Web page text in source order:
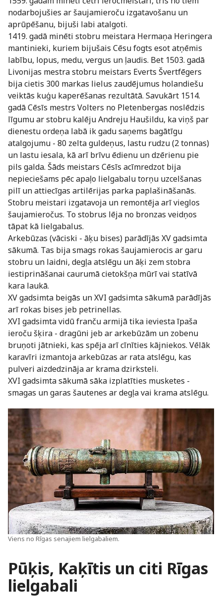
nodarbojušies ar šaujamieroču izgatavošanu un
aprūpēšanu, bijuši labi atalgoti.
1419. gadā minēti stobru meistara Hermaņa Heringera
mantinieki, kuriem bijušais Cēsu fogts esot atņēmis
labību, lopus, medu, vergus un ļaudis. Bet 1503. gadā
Livonijas mestra stobru meistars Everts Švertfēgers
bija cietis 300 markas lielus zaudējumus holandiešu
veiktās kuģu kaperēšanas rezultātā. Savukārt 1514.
gadā Cēsīs mestrs Volters no Pletenbergas noslēdzis
līgumu ar stobru kalēju Andreju Haušildu, ka viņš par
dienestu ordeņa labā ik gadu saņems bagātīgu
atalgojumu - 80 zelta guldeņus, lastu rudzu (2 tonnas)
un lastu iesala, kā arī brīvu ēdienu un dzērienu pie
pils galda. Šāds meistars Cēsīs acīmredzot bija
nepieciešams pēc apaļo lielgabalu torņu uzcelšanas
pilī un attiecīgas artilērijas parka paplašināšanās.
Stobru meistari izgatavoja un remontēja arī vieglos
šaujamieročus. To stobrus lēja no bronzas veidņos
tāpat kā lielgabalus.
Arkebūzas (vāciski - āķu bises) parādījās XV gadsimta
sākumā. Tas bija smags rokas šaujamierocis ar garu
stobru un laidni, degļa atslēgu un āķi zem stobra
iestiprināšanai caurumā cietokšņa mūrī vai statīvā
kara laukā.
XV gadsimta beigās un XVI gadsimta sākumā parādījās
arī rokas bises jeb petrinellas.
XVI gadsimta vidū franču armijā tika ieviesta īpaša
ieroču šķira - dragūni jeb ar arkebūzām un zobenu
bruņoti jātnieki, kas spēja arī cīnīties kājniekos. Vēlāk
karavīri izmantoja arkebūzas ar rata atslēgu, kas
pulveri aizdedzināja ar krama dzirksteli.
XVI gadsimta sākumā sāka izplatīties musketes -
smagas un garas šautenes ar degļa vai krama atslēgu.
Viens no Rīgas senajiem lielgabaliem.
Pūķis, Kaķītis un citi Rīgas
lielgabali